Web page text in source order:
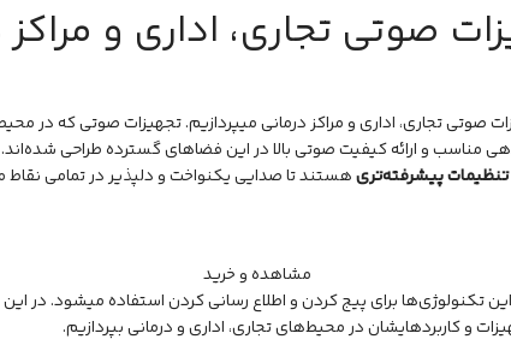
صوتی تجاری، اداری و
صوتی تجاری، اداری و مراکز درمانی میپردازیم. تجهیزات صوتی که در
مناسب و ارائه کیفیت صوتی بالا در این فضاهای گسترده طراحی
تنظیمات پیشرفته‌تریهستند تا صدایی یکنواخت و دلپذیر در تمامی
مشاهده و خرید
این تکنولوژی‌ها برای پیج کردن و اطلاع رسانی کردن استفاده میشود. در
و کاربردهایشان در محیط‌های تجاری، اداری و درمانی بپردازیم.